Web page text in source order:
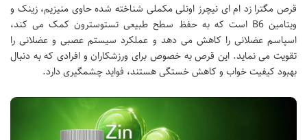
قرص مگترا زد ام ای نیچرز اونلی مکملی شناخته شده حاوی منیزیم، زینک و
ویتامین B6 است که به حفظ سطح طبیعی تستوسترون کمک می کند،
اسپاسم عضلانی را کاهش می دهد و عملکرد سیستم عصبی و عضلانی را
تقویت می نماید. این قرص به خصوص برای ورزشکاران و افرادی که به دنبال
بهبود کیفیت خواب و کاهش خستگی هستند، فواید چشمگیری دارد.